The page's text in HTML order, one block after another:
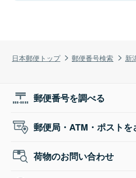
日本郵便トップ 郵便番号検索 新
郵便番号を調べる
郵便局・ATM・ポストを
荷物のお問い合わせ